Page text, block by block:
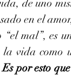
de uno
en el
“el mal”, es
vida como
Es por esto